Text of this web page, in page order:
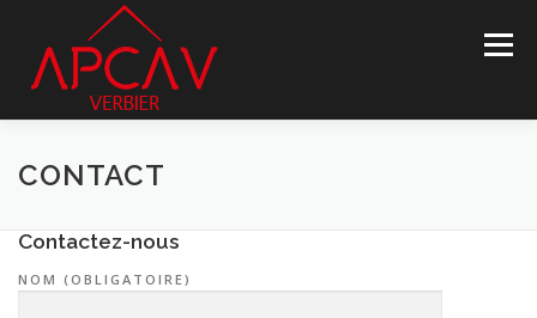
contenu
Menu
ASSOCIATION
DEVENEZ MEMBRE
CONTACT
Contactez-nous
NOM (OBLIGATOIRE)